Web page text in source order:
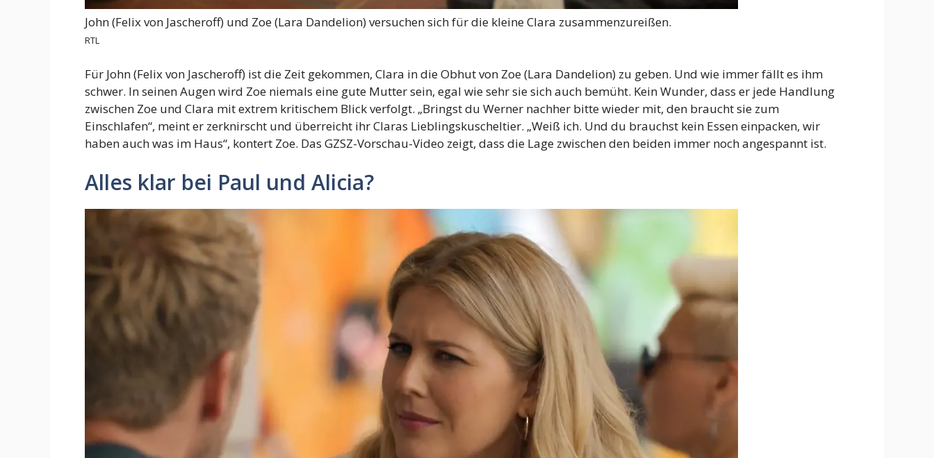
John (Felix von Jascheroff) und Zoe (Lara Dandelion) versuchen sich für die kleine Clara zusammenzureißen.
RTL
Für John (Felix von Jascheroff) ist die Zeit gekommen, Clara in die Obhut von Zoe (Lara Dandelion) zu geben. Und wie immer fällt es ihm
schwer. In seinen Augen wird Zoe niemals eine gute Mutter sein, egal wie sehr sie sich auch bemüht. Kein Wunder, dass er jede Handlung
zwischen Zoe und Clara mit extrem kritischem Blick verfolgt. „Bringst du Werner nachher bitte wieder mit, den braucht sie zum
Einschlafen“, meint er zerknirscht und überreicht ihr Claras Lieblingskuscheltier. „Weiß ich. Und du brauchst kein Essen einpacken, wir
haben auch was im Haus“, kontert Zoe. Das GZSZ-Vorschau-Video zeigt, dass die Lage zwischen den beiden immer noch angespannt ist.
Alles klar bei Paul und Alicia?